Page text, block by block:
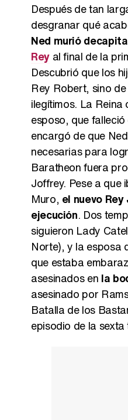
Después de tan
desgranar qué
Ned murió
Reyal final de la
Descubrió que los
Rey Robert, sino
ilegítimos. La Reina
esposo, que
encargó de que
necesarias para
Baratheon fuera
Joffrey. Pese a que
Muro, el nuevo
ejecución. Dos
siguieron Lady
Norte), y la esposa
que estaba
asesinados en la
asesinado por
Batalla de los
episodio de la